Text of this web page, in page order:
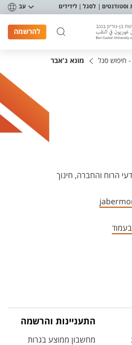
וסטודנטים לסגל לידידים עב
להרשמה
חיפוש סגל מונא ג'אבר
הרוח והחברה, חינוך
התעניינות והרשמה
מחשבון ממוצע בגרות